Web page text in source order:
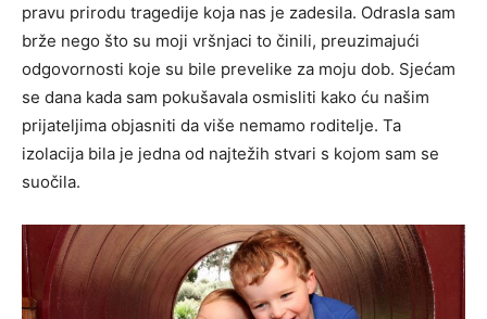
pravu prirodu tragedije koja nas je zadesila. Odrasla sam
brže nego što su moji vršnjaci to činili, preuzimajući
odgovornosti koje su bile prevelike za moju dob. Sjećam
se dana kada sam pokušavala osmisliti kako ću našim
prijateljima objasniti da više nemamo roditelje. Ta
izolacija bila je jedna od najtežih stvari s kojom sam se
suočila.